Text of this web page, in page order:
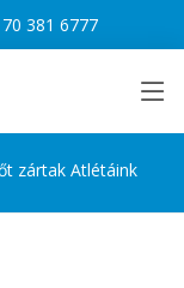
381 6777
zártak Atlétáink